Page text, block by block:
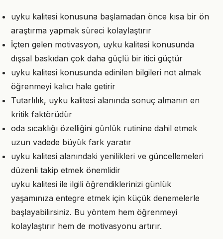
uyku kalitesi konusuna başlamadan önce kısa bir ön
araştırma yapmak süreci kolaylaştırır
İçten gelen motivasyon, uyku kalitesi konusunda
dışsal baskıdan çok daha güçlü bir itici güçtür
uyku kalitesi konusunda edinilen bilgileri not almak
öğrenmeyi kalıcı hale getirir
Tutarlılık, uyku kalitesi alanında sonuç almanın en
kritik faktörüdür
oda sıcaklığı özelliğini günlük rutinine dahil etmek
uzun vadede büyük fark yaratır
uyku kalitesi alanındaki yenilikleri ve güncellemeleri
düzenli takip etmek önemlidir
uyku kalitesi ile ilgili öğrendiklerinizi günlük
yaşamınıza entegre etmek için küçük denemelerle
başlayabilirsiniz. Bu yöntem hem öğrenmeyi
kolaylaştırır hem de motivasyonu artırır.